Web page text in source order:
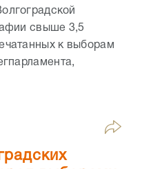
свыше 3,5
к выборам